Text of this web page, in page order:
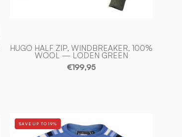
HUGO HALF ZIP, WINDBREAKER, 100%
WOOL — LODEN GREEN
€199,95
DUFFY
SAVE UP TO 19%